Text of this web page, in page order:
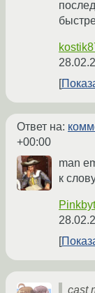
Ответ на:
+00:00
man
к
cast